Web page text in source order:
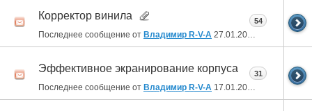
Корректор винила
Последнее сообщение от Владимир R-V-A 27.01.2022
54
Эффективное экранирование корпуса
Последнее сообщение от Владимир R-V-A 17.01.2022
31